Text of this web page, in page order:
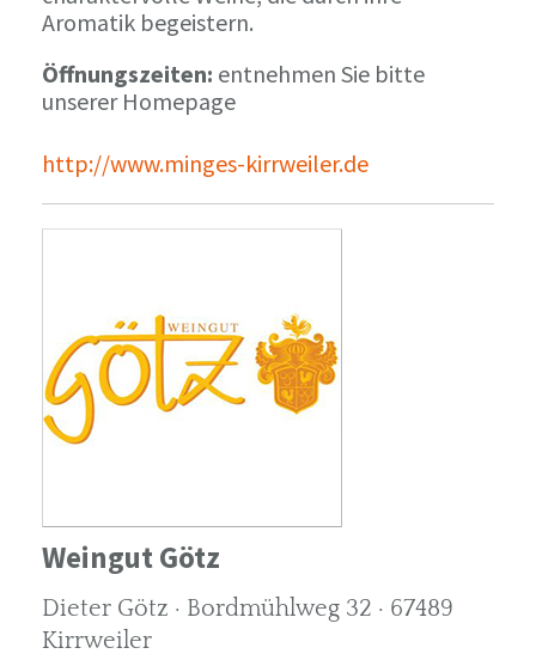
Aromatik begeistern.
Öffnungszeiten: entnehmen Sie bitte
unserer Homepage
http://www.minges-kirrweiler.de
Weingut Götz
Dieter Götz · Bordmühlweg 32 · 67489
Kirrweiler